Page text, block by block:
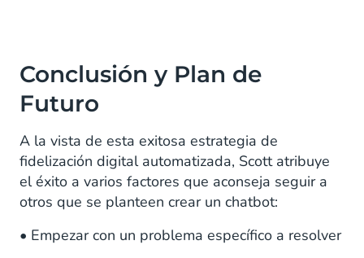
Conclusión y Plan de
Futuro
A la vista de esta exitosa estrategia de
fidelización digital automatizada, Scott atribuye
el éxito a varios factores que aconseja seguir a
otros que se planteen crear un chatbot:
• Empezar con un problema específico a resolver